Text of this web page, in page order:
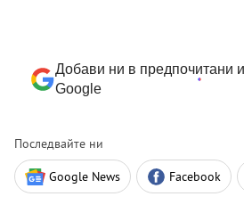
Добави ни в предпочитани
Google
Последвайте ни
Google News Facebook